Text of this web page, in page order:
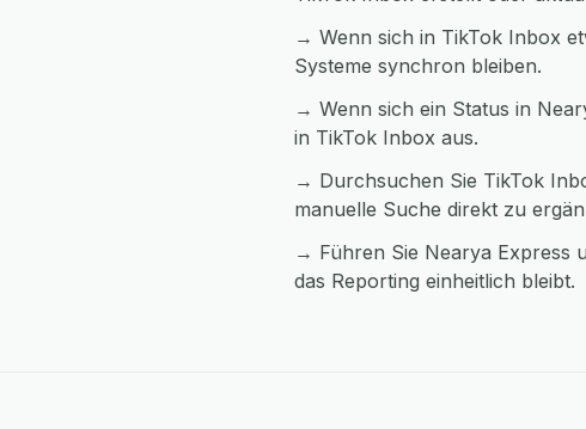
→ Wenn sich in TikTok Inbox
Systeme synchron bleiben.
→ Wenn sich ein Status in
in TikTok Inbox aus.
→ Durchsuchen Sie TikTok
manuelle Suche direkt zu
→ Führen Sie Nearya Express
das Reporting einheitlich bleibt.